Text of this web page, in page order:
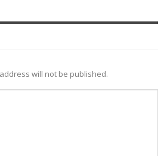
will not be published.